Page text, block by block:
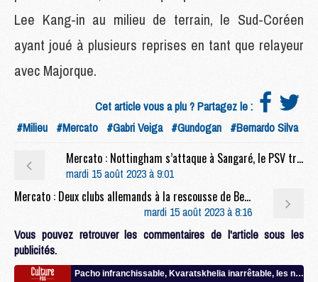
Lee Kang-in au milieu de terrain, le Sud-Coréen
ayant joué à plusieurs reprises en tant que relayeur
avec Majorque.
Cet article vous a plu ? Partagez le :
#Milieu #Mercato #Gabri Veiga #Gundogan #Bernardo Silva
Mercato : Nottingham s’attaque à Sangaré, le PSV très clair sur ses exigences
mardi 15 août 2023 à 9:01
Mercato : Deux clubs allemands à la rescousse de Bernat ?
mardi 15 août 2023 à 8:16
Vous pouvez retrouver les commentaires de l'article sous les
publicités.